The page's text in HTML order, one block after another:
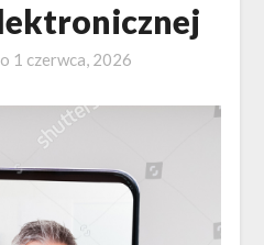
1 czerwca, 2026